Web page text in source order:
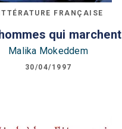
FRANÇAISE
qui marchent
Malika Mokeddem
30/04/1997